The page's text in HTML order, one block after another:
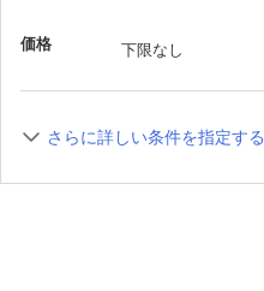
価格 下限なし
さらに詳しい条件を指定する